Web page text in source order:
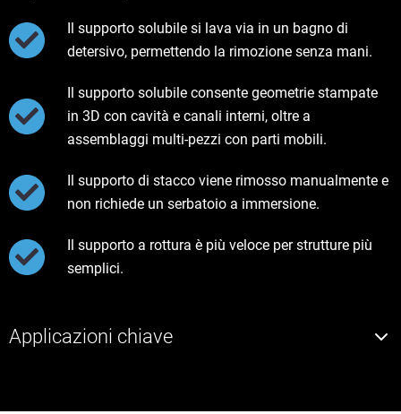
Il supporto solubile si lava via in un bagno di
detersivo, permettendo la rimozione senza mani.
Il supporto solubile consente geometrie stampate
in 3D con cavità e canali interni, oltre a
assemblaggi multi-pezzi con parti mobili.
Il supporto di stacco viene rimosso manualmente e
non richiede un serbatoio a immersione.
Il supporto a rottura è più veloce per strutture più
semplici.
Applicazioni chiave